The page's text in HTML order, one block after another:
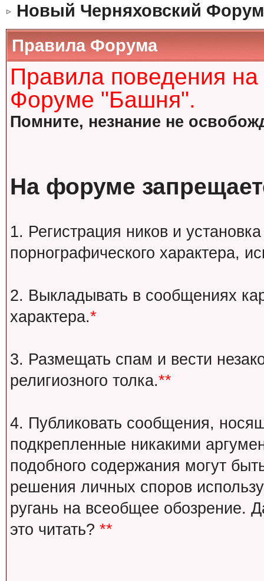
Новый Черняховский Форум
Правила Форума
Правила поведения
Форуме "Башня".
Помните, незнание не
На форуме
1. Регистрация ников и
порнографического характера,
2. Выкладывать в сообщениях
характера.*
3. Размещать спам и вести
религиозного толка.**
4. Публиковать сообщения,
подкрепленные никакими
подобного содержания могут
решения личных споров
ругань на всеобщее обозрение.
это читать? **